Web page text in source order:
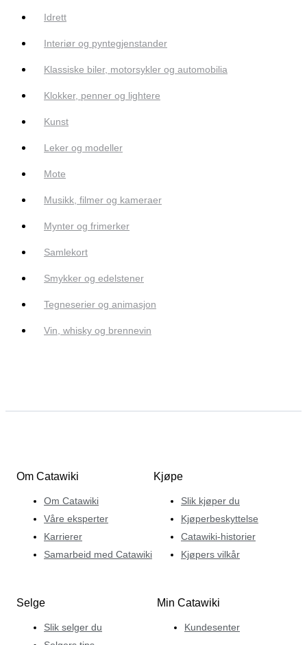
Idrett
Interiør og pyntegjenstander
Klassiske biler, motorsykler og automobilia
Klokker, penner og lightere
Kunst
Leker og modeller
Mote
Musikk, filmer og kameraer
Mynter og frimerker
Samlekort
Smykker og edelstener
Tegneserier og animasjon
Vin, whisky og brennevin
Om Catawiki
Om Catawiki
Våre eksperter
Karrierer
Samarbeid med Catawiki
Kjøpe
Slik kjøper du
Kjøperbeskyttelse
Catawiki-historier
Kjøpers vilkår
Selge
Slik selger du
Min Catawiki
Kundesenter